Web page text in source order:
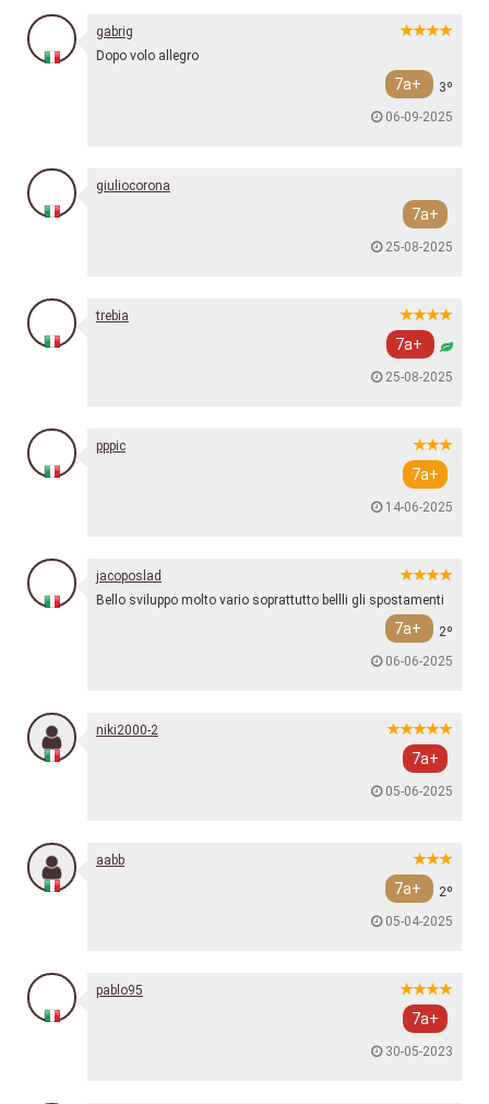
gabrig
Dopo volo allegro
7a+
3º
06-09-2025
giuliocorona
7a+
25-08-2025
trebia
7a+
25-08-2025
pppic
7a+
14-06-2025
jacoposlad
Bello sviluppo molto vario soprattutto bellli gli spostamenti
7a+
2º
06-06-2025
niki2000-2
7a+
05-06-2025
aabb
7a+
2º
05-04-2025
pablo95
7a+
30-05-2023